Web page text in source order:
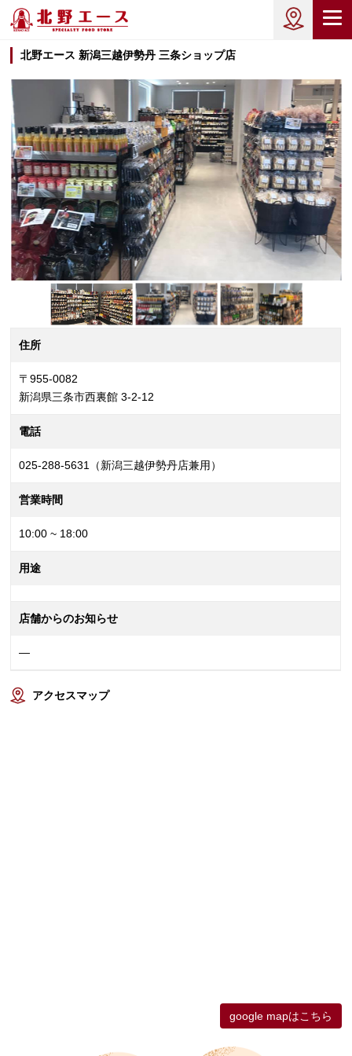
北野エース 新潟三越伊勢丹 三条ショップ店
住所
〒955-0082
新潟県三条市西裏館 3-2-12
電話
025-288-5631（新潟三越伊勢丹店兼用）
営業時間
10:00 ~ 18:00
用途
店舗からのお知らせ
—
アクセスマップ
google mapはこちら